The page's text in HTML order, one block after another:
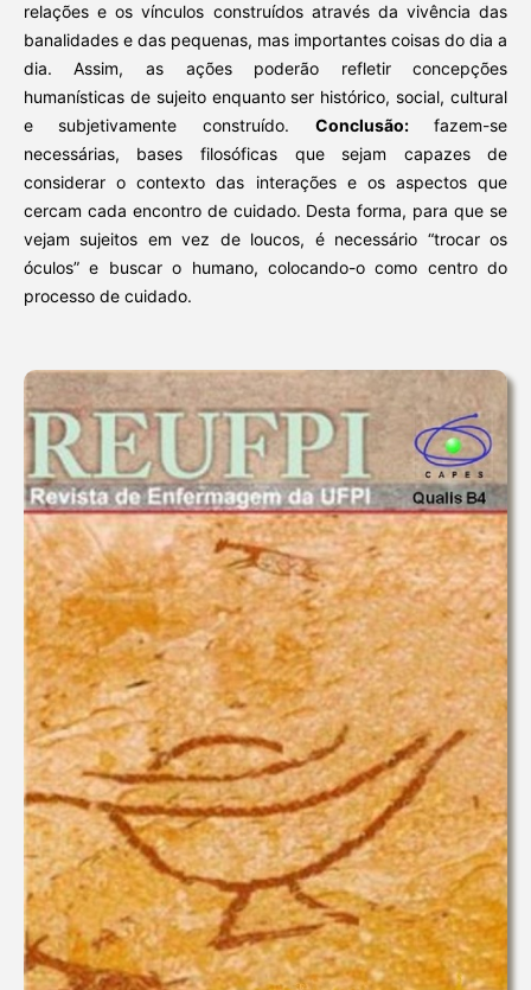
relações e os vínculos construídos através da vivência das
banalidades e das pequenas, mas importantes coisas do dia a
dia. Assim, as ações poderão refletir concepções
humanísticas de sujeito enquanto ser histórico, social, cultural
e subjetivamente construído. Conclusão:fazem-se
necessárias, bases filosóficas que sejam capazes de
considerar o contexto das interações e os aspectos que
cercam cada encontro de cuidado. Desta forma, para que se
vejam sujeitos em vez de loucos, é necessário “trocar os
óculos” e buscar o humano, colocando-o como centro do
processo de cuidado.